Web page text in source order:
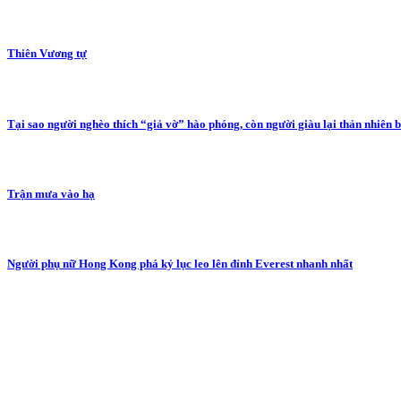
Thiên Vương tự
Tại sao người nghèo thích “giả vờ” hào phóng, còn người giàu lại thản nhiên
Trận mưa vào hạ
Người phụ nữ Hong Kong phá kỷ lục leo lên đỉnh Everest nhanh nhất